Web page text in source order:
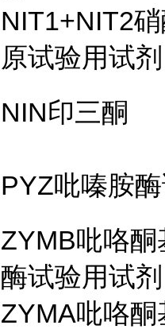
NIT1+NIT2
原试验用试剂
NIN印三酮
PYZ吡嗪胺
ZYMB吡咯酮
酶试验用试剂
ZYMA吡咯酮